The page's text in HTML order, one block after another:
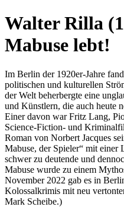
Walter Rilla
Mabuse lebt!
Im Berlin der 1920er-Jahre
politischen und kulturellen
der Welt beherbergte eine
und Künstlern, die auch heute
Einer davon war Fritz Lang,
Science-Fiction- und
Roman von Norbert Jacques
Mabuse, der Spieler“ mit einer
schwer zu deutende und
Mabuse wurde zu einem
November 2022 gab es in
Kolossalkrimis mit neu
Mark Scheibe.)